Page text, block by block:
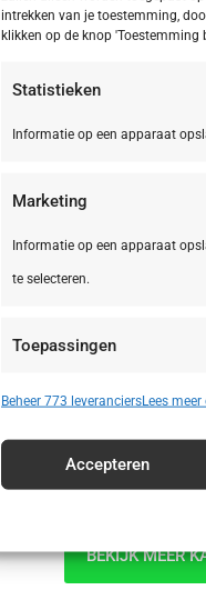
intrekken van je toestemming,
klikken op de knop 'Toestemming
Statistieken
Informatie op een apparaat
Marketing
Informatie op een apparaat
te selecteren.
Toepassingen
Advertenties en content
Beheer 773 leveranciersLees
Accepteren
Le Marche San
Sierra
BEKIJK MEER